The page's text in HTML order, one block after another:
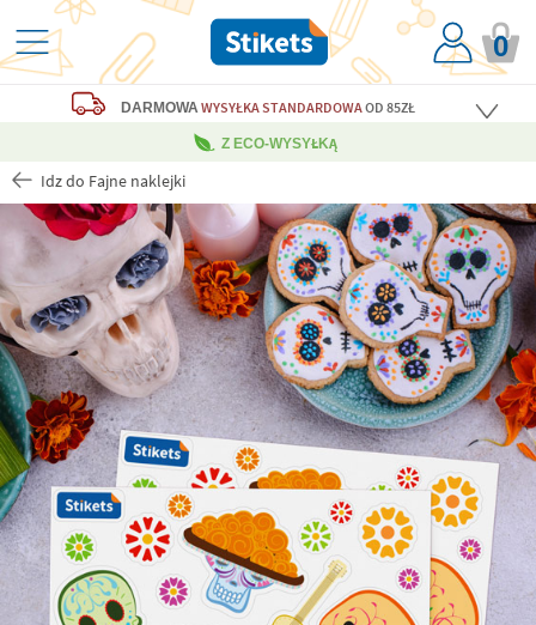
0
DARMOWA WYSYŁKA STANDARDOWAOD 85ZŁ
Z ECO-WYSYŁKĄ
Idz do Fajne naklejki